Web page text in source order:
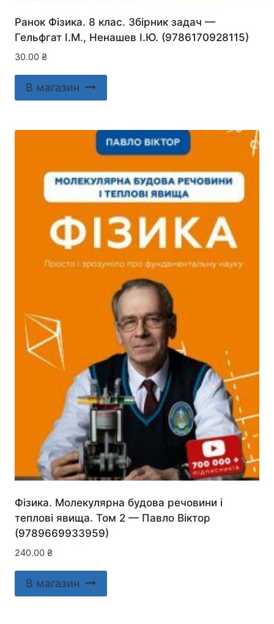
Ранок Фізика. 8 клас. Збірник задач —
Гельфгат І.М., Ненашев І.Ю. (9786170928115)
30.00 ₴
В магазин
Фізика. Молекулярна будова речовини і
теплові явища. Том 2 — Павло Віктор
(9789669933959)
240.00 ₴
В магазин